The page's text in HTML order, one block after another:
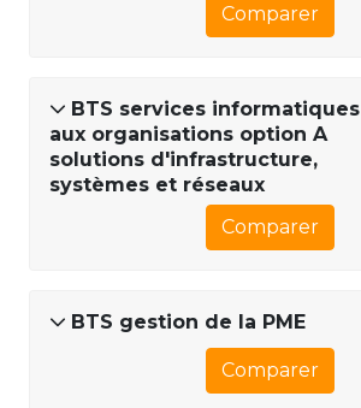
Comparer
BTS services informatiques
aux organisations option A
solutions d'infrastructure,
systèmes et réseaux
Comparer
BTS gestion de la PME
Comparer